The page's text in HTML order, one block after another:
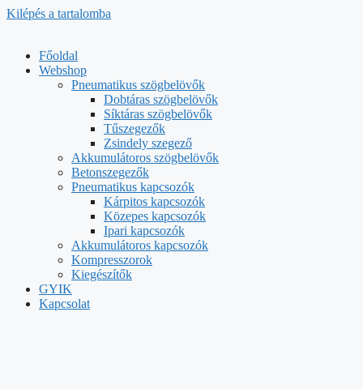
Kilépés a tartalomba
Főoldal
Webshop
Pneumatikus szögbelövők
Dobtáras szögbelövők
Síktáras szögbelövők
Tűszegezők
Zsindely szegező
Akkumulátoros szögbelövők
Betonszegezők
Pneumatikus kapcsozók
Kárpitos kapcsozók
Közepes kapcsozók
Ipari kapcsozók
Akkumulátoros kapcsozók
Kompresszorok
Kiegészítők
GYIK
Kapcsolat